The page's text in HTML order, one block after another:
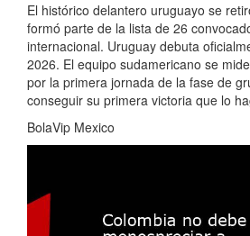
El histórico delantero uruguayo se
formó parte de la lista de 26
internacional. Uruguay debuta
2026. El equipo sudamericano se
por la primera jornada de la fase de
conseguir su primera victoria que lo
BolaVip Mexico